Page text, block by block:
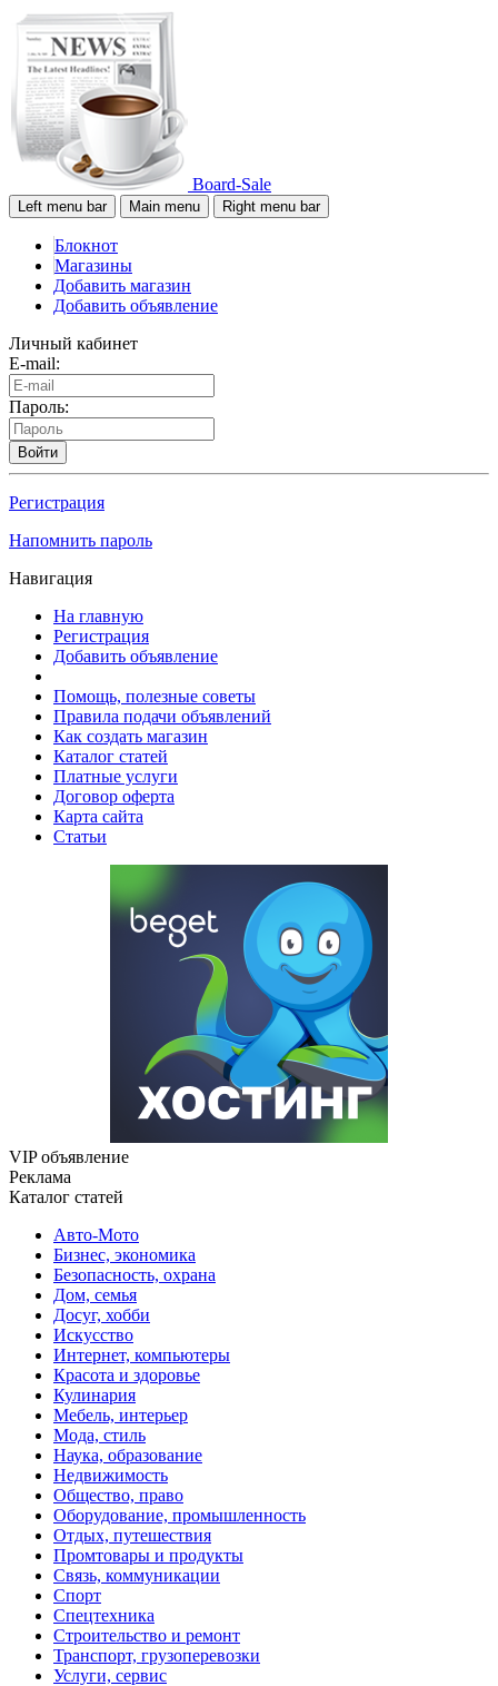
Board-Sale
Left menu bar Main menu Right menu bar
Блокнот
Магазины
Добавить магазин
Добавить объявление
Личный кабинет
E-mail:
Пароль:
Войти
Регистрация
Напомнить пароль
Навигация
На главную
Регистрация
Добавить объявление
Помощь, полезные советы
Правила подачи объявлений
Как создать магазин
Каталог статей
Платные услуги
Договор оферта
Карта сайта
Статьи
VIP объявление
Реклама
Каталог статей
Авто-Мото
Бизнес, экономика
Безопасность, охрана
Дом, семья
Досуг, хобби
Искусство
Интернет, компьютеры
Красота и здоровье
Кулинария
Мебель, интерьер
Мода, стиль
Наука, образование
Недвижимость
Общество, право
Оборудование, промышленность
Отдых, путешествия
Промтовары и продукты
Связь, коммуникации
Спорт
Спецтехника
Строительство и ремонт
Транспорт, грузоперевозки
Услуги, сервис